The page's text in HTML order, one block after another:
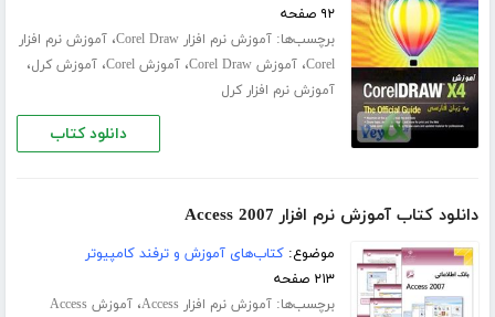
۹۲ صفحه
برچسب‌ها:آموزش نرم افزار Corel Draw ،آموزش نرم افزار
Corel،آموزش Corel Draw ،آموزش Corel ،آموزش کرل،
آموزش نرم افزار کرل
دانلود کتاب
دانلود کتاب آموزش نرم افزار Access 2007
موضوع:کتاب‌های آموزش و ترفند کامپیوتر
۲۱۳ صفحه
برچسب‌ها:آموزش نرم افزار Access ،
آموزش Access